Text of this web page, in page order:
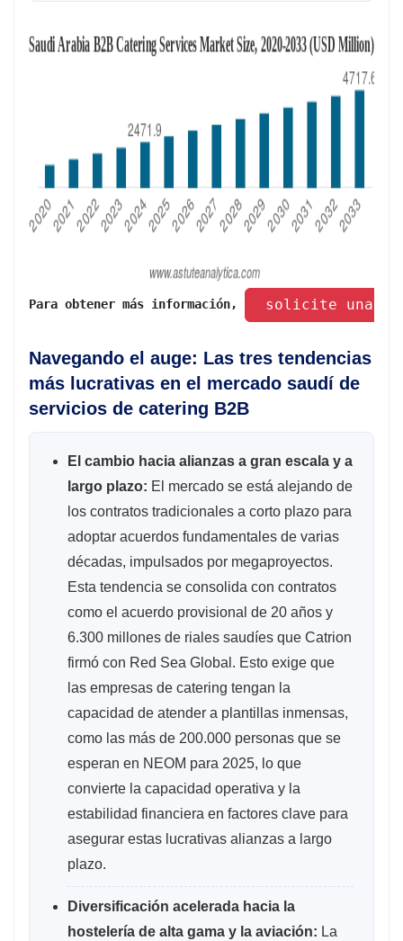
Para obtener más información, solicite una
Navegando el auge: Las tres tendencias
más lucrativas en el mercado saudí de
servicios de catering B2B
El cambio hacia alianzas a gran escala y a
largo plazo: El mercado se está alejando de
los contratos tradicionales a corto plazo para
adoptar acuerdos fundamentales de varias
décadas, impulsados ​​por megaproyectos.
Esta tendencia se consolida con contratos
como el acuerdo provisional de 20 años y
6.300 millones de riales saudíes que Catrion
firmó con Red Sea Global. Esto exige que
las empresas de catering tengan la
capacidad de atender a plantillas inmensas,
como las más de 200.000 personas que se
esperan en NEOM para 2025, lo que
convierte la capacidad operativa y la
estabilidad financiera en factores clave para
asegurar estas lucrativas alianzas a largo
plazo.
Diversificación acelerada hacia la
hostelería de alta gama y la aviación: La